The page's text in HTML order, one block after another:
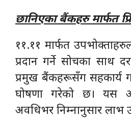
छानिएका बैंकहरु मार्फत
११.११ मार्फत
प्रदान गर्ने सोचका साथ
प्रमुख बैंकहरूसँग सहकार्य
घोषणा गरेको छ। यस
अवधिभर निम्नानुसार